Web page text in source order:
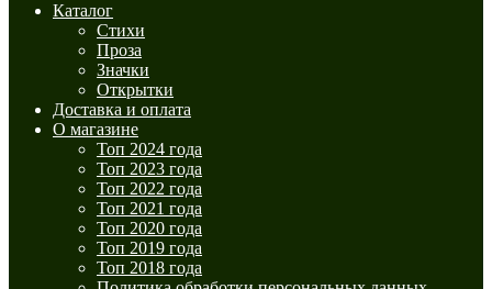
Каталог
Стихи
Проза
Значки
Открытки
Доставка и оплата
О магазине
Топ 2024 года
Топ 2023 года
Топ 2022 года
Топ 2021 года
Топ 2020 года
Топ 2019 года
Топ 2018 года